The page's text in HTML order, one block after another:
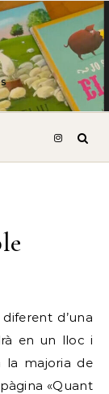
en un lloc i
la majoria de
«Quant